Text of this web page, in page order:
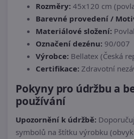
Rozměry: 45x120 cm
Barevné provedení /
Materiálové složení:
Označení dezénu: 90/007
Výrobce: Bellatex (Česká
Certifikace: Zdravotní
Pokyny pro údržbu a
používání
Upozornění k údržbě:
symbolů na štítku výrobku